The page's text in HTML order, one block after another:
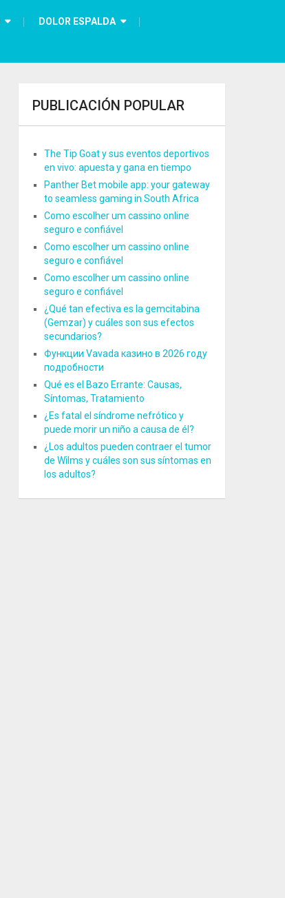
DOLOR ESPALDA
PUBLICACIÓN POPULAR
The Tip Goat y sus eventos deportivos
en vivo: apuesta y gana en tiempo
Panther Bet mobile app: your gateway
to seamless gaming in South Africa
Como escolher um cassino online
seguro e confiável
Como escolher um cassino online
seguro e confiável
Como escolher um cassino online
seguro e confiável
¿Qué tan efectiva es la gemcitabina
(Gemzar) y cuáles son sus efectos
secundarios?
Функции Vavada казино в 2026 году
подробности
Qué es el Bazo Errante: Causas,
Síntomas, Tratamiento
¿Es fatal el síndrome nefrótico y
puede morir un niño a causa de él?
¿Los adultos pueden contraer el tumor
de Wilms y cuáles son sus síntomas en
los adultos?